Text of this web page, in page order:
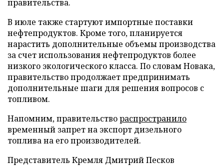
правительства.
В июле также стартуют импортные поставки
нефтепродуктов. Кроме того, планируется
нарастить дополнительные объемы производства
за счет использования нефтепродуктов более
низкого экологического класса. По словам Новака,
правительство продолжает предпринимать
дополнительные шаги для решения вопросов с
топливом.
Напомним, правительствораспространило
временный запрет на экспорт дизельного
топлива на его производителей.
Представитель Кремля Дмитрий Песков